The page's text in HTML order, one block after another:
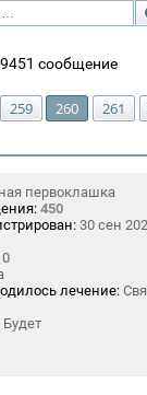
9451 сообщение
259 260 261
первоклашка
450
30 сен
0
лечение:
Будет